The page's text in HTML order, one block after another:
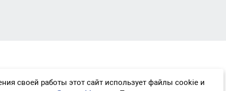
своей работы этот сайт использует файлы cookie и